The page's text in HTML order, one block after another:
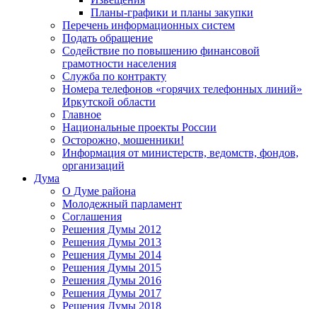
Планы-графики и планы закупки
Перечень информационных систем
Подать обращение
Содействие по повышению финансовой
грамотности населения
Служба по контракту
Номера телефонов «горячих телефонных линий»
Иркутской области
Главное
Национальные проекты России
Осторожно, мошенники!
Информация от министерств, ведомств, фондов,
организаций
Дума
О Думе района
Молодежный парламент
Соглашения
Решения Думы 2012
Решения Думы 2013
Решения Думы 2014
Решения Думы 2015
Решения Думы 2016
Решения Думы 2017
Решения Думы 2018